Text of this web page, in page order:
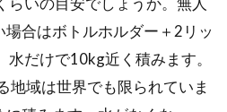
合はボトルホルダー＋2リッ
水だけで10kg近く積みます。
地域は世界でも限られていま